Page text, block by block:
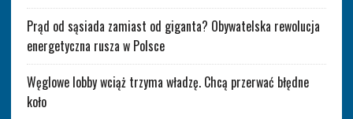
Prąd od sąsiada zamiast od giganta? Obywatelska rewolucja
energetyczna rusza w Polsce
Węglowe lobby wciąż trzyma władzę. Chcą przerwać błędne
koło